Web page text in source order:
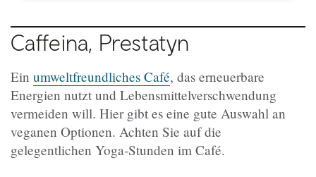
Caffeina, Prestatyn
Ein umweltfreundliches Café, das erneuerbare
Energien nutzt und Lebensmittelverschwendung
vermeiden will. Hier gibt es eine gute Auswahl an
veganen Optionen. Achten Sie auf die
gelegentlichen Yoga-Stunden im Café.